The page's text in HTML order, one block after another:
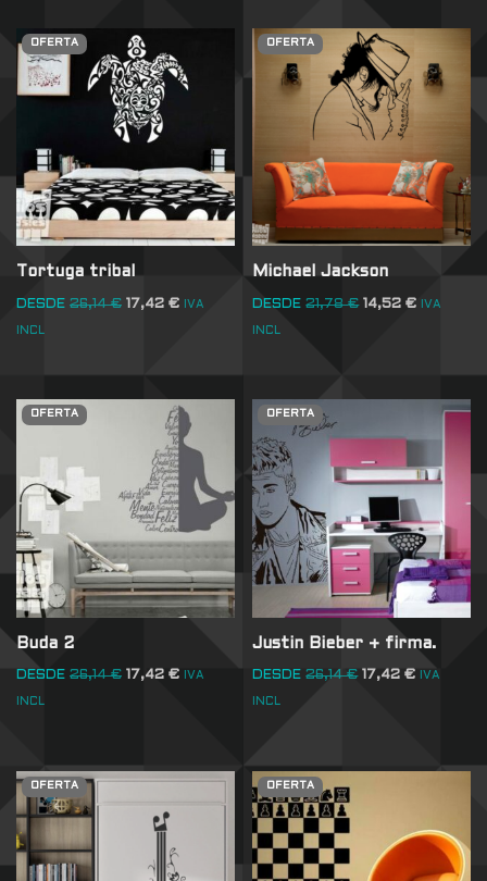
OFERTA
Tortuga tribal
DESDE 26,14€ 17,42 € IVA
INCL
OFERTA
Michael Jackson
DESDE 21,78€ 14,52€ IVA
INCL
OFERTA
Buda 2
DESDE 26,14€ 17,42 € IVA
INCL
OFERTA
Justin Bieber + firma.
DESDE 26,14€ 17,42€ IVA
INCL
OFERTA OFERTA